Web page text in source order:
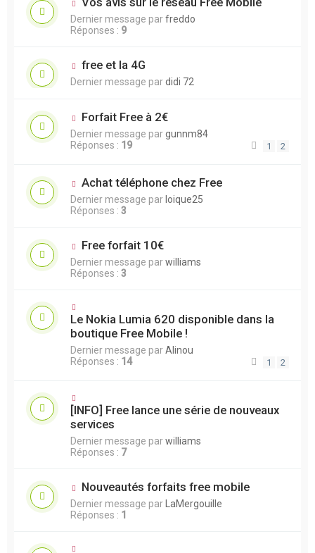
Dernier message parfreddo
Réponses : 9
free et la 4G
Dernier message pardidi 72
Forfait Free à 2€
Dernier message pargunnm84
Réponses : 19 1 2
Achat téléphone chez Free
Dernier message par loique25
Réponses : 3
Free forfait 10€
Dernier message parwilliams
Réponses : 3
Le Nokia Lumia 620 disponible dans la
boutique Free Mobile !
Dernier message parAlinou
Réponses : 14 1 2
[INFO] Free lance une série de nouveaux
services
Dernier message parwilliams
Réponses : 7
Nouveautés forfaits free mobile
Dernier message par
LaMergouille
Réponses : 1